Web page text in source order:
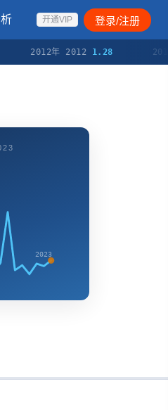
开通VIP 登录/注册
2012年 2012 1.28 2013年
2023